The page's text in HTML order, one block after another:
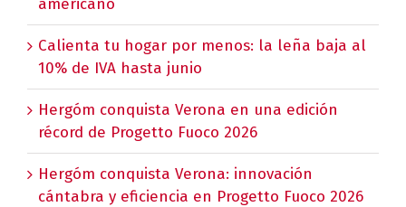
americano
Calienta tu hogar por menos: la leña baja al
10% de IVA hasta junio
Hergóm conquista Verona en una edición
récord de Progetto Fuoco 2026
Hergóm conquista Verona: innovación
cántabra y eficiencia en Progetto Fuoco 2026